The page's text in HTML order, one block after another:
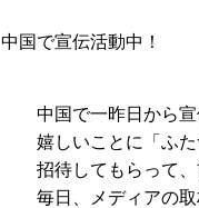
中国で宣伝活動中！
中国で一昨日から宣
嬉しいことに「ふ
招待してもらって
毎日、メディアの